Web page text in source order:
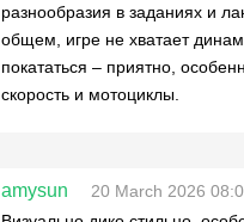
разнообразия в заданиях и
общем, игре не хватает
покататься – приятно,
скорость и мотоциклы.
amysun
20 March 2026